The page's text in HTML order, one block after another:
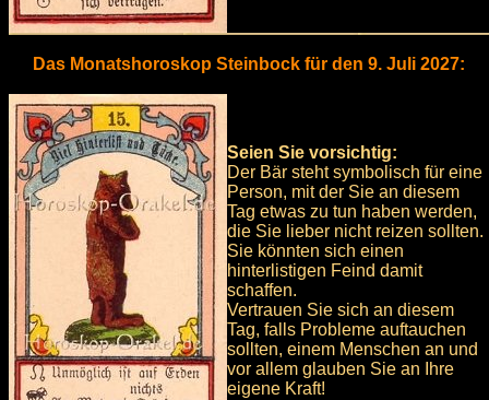
Das Monatshoroskop Steinbock für den 9. Juli 2027:
Seien Sie vorsichtig:
Der Bär steht symbolisch für eine
Person, mit der Sie an diesem
Tag etwas zu tun haben werden,
die Sie lieber nicht reizen sollten.
Sie könnten sich einen
hinterlistigen Feind damit
schaffen.
Vertrauen Sie sich an diesem
Tag, falls Probleme auftauchen
sollten, einem Menschen an und
vor allem glauben Sie an Ihre
eigene Kraft!